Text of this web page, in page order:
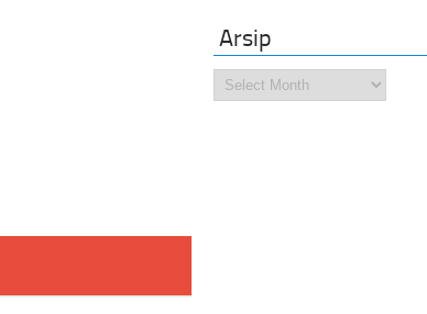
Arsip
Arsip